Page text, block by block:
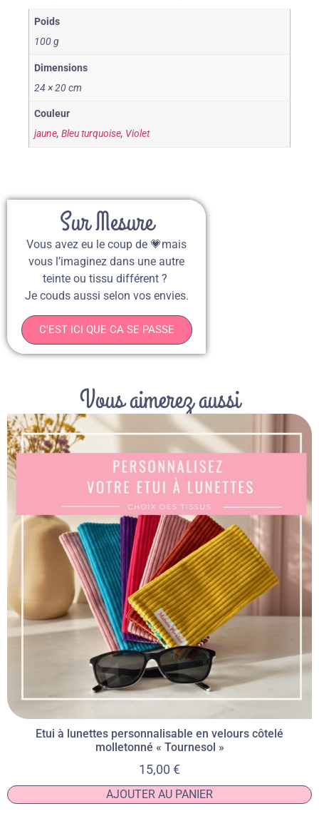
Poids
100 g
Dimensions
24 × 20 cm
Couleur
jaune,Bleu turquoise, Violet
Sur Mesure
Vous avez eu le coup de 💗mais
vous l’imaginez dans une autre
teinte ou tissu différent ?
Je couds aussi selon vos envies.
C'EST ICI QUE CA SE PASSE
Vous aimerez aussi
Etui à lunettes personnalisable en velours côtelé
molletonné « Tournesol »
15,00 €
AJOUTER AU PANIER